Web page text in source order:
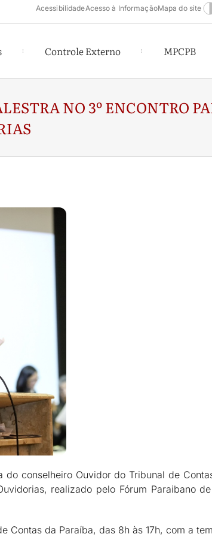
AcessibilidadeAcesso à InformaçãoMapa do site
Controle Externo MPCPB
NO 3º ENCONTRO
do conselheiro Ouvidor do Tribunal de
realizado pelo Fórum Paraibano
Contas da Paraíba, das 8h às 17h, com a